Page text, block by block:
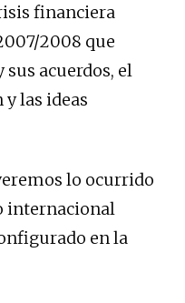
financiera
2008 que
acuerdos, el
y las ideas
lo ocurrido
internacional
en la